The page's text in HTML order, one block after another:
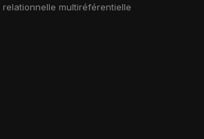
multiréférentielle